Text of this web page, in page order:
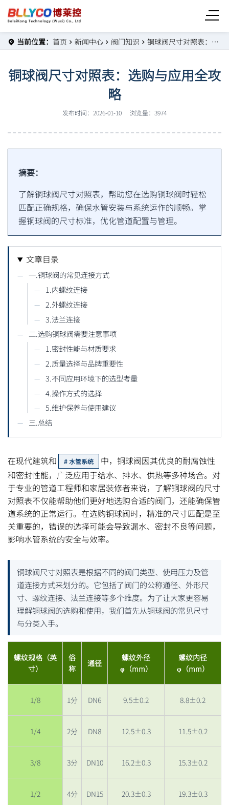
当前位置： 首页 新闻中心 阀门知识 铜球阀尺寸对照表：选购与应用全攻略
铜球阀尺寸对照表：选购与应用全攻
略
发布时间：2026-01-10 浏览量：3974
摘要：
了解铜球阀尺寸对照表，帮助您在选购铜球阀时轻松
匹配正确规格，确保水管安装与系统运作的顺畅。掌
握铜球阀的尺寸标准，优化管道配置与管理。
文章目录
一.铜球阀的常见连接方式
1.内螺纹连接
2.外螺纹连接
3.法兰连接
二.选购铜球阀需要注意事项
1.密封性能与材质要求
2.质量选择与品牌重要性
3.不同应用环境下的选型考量
4.操作方式的选择
5.维护保养与使用建议
三.总结
在现代建筑和 水管系统
中，铜球阀因其优良的耐腐蚀性
和密封性能，广泛应用于给水、排水、供热等多种场合。对
于专业的管道工程师和家居装修者来说，了解铜球阀的尺寸
对照表不仅能帮助他们更好地选购合适的阀门，还能确保管
道系统的正常运行。在选购铜球阀时，精准的尺寸匹配是至
关重要的，错误的选择可能会导致漏水、密封不良等问题，
影响水管系统的安全与效率。
铜球阀尺寸对照表是根据不同的阀门类型、使用压力及管
道连接方式来划分的。它包括了阀门的公称通径、外形尺
寸、螺纹连接、法兰连接等多个维度。为了让大家更容易
理解铜球阀的选购和使用，我们首先从铜球阀的常见尺寸
与分类入手。
螺纹规格（英
寸）
俗
称
通径
螺纹外径
φ（mm）
螺纹内径
φ（mm）
1/8 1分 DN6 9.5±0.2 8.8±0.2
1/4 2分 DN8 12.5±0.3 11.5±0.2
3/8 3分 DN10 16.2±0.3 15.3±0.2
1/2 4分 DN15 20.3±0.3 19.3±0.3